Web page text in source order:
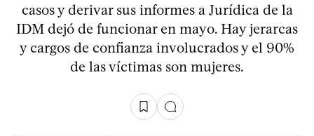
casos y derivar sus informes a Jurídica de la
IDM dejó de funcionar en mayo. Hay jerarcas
y cargos de confianza involucrados y el 90%
de las víctimas son mujeres.